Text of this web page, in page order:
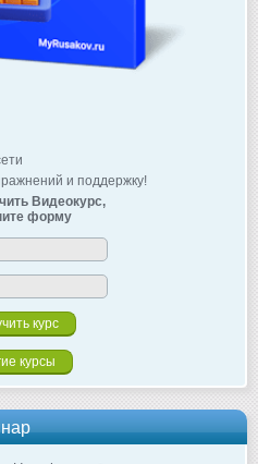
и поддержку!
Видеокурс,
форму
курсы